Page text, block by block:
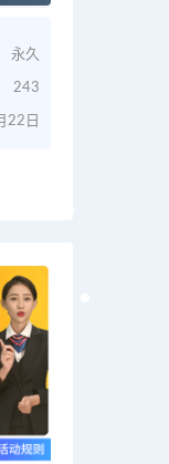
永久
243
22日